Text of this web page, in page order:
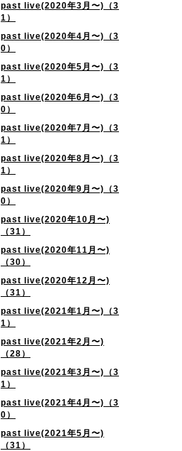
past live(2020年3月〜)（3
1）
past live(2020年4月〜)（3
0）
past live(2020年5月〜)（3
1）
past live(2020年6月〜)（3
0）
past live(2020年7月〜)（3
1）
past live(2020年8月〜)（3
1）
past live(2020年9月〜)（3
0）
past live(2020年10月〜)
（31）
past live(2020年11月〜)
（30）
past live(2020年12月〜)
（31）
past live(2021年1月〜)（3
1）
past live(2021年2月〜)
（28）
past live(2021年3月〜)（3
1）
past live(2021年4月〜)（3
0）
past live(2021年5月〜)
（31）